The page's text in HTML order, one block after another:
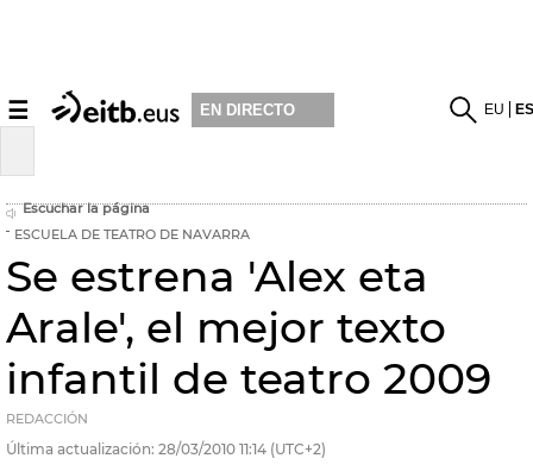
☰ EN DIRECTO EU
Escuchar la página
ESCUELA DE TEATRO DE NAVARRA
Se estrena 'Alex eta
Arale', el mejor texto
infantil de teatro 2009
REDACCIÓN
Última actualización: 28/03/2010 11:14 (UTC+2)